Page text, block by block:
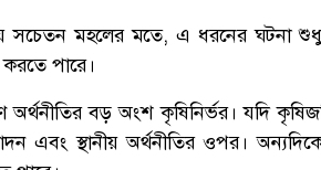
সচেতন মহলের মতে, এ ধরনের ঘটনা
পারে।
অর্থনীতির বড় অংশ কৃষিনির্ভর। যদি
এবং স্থানীয় অর্থনীতির ওপর।